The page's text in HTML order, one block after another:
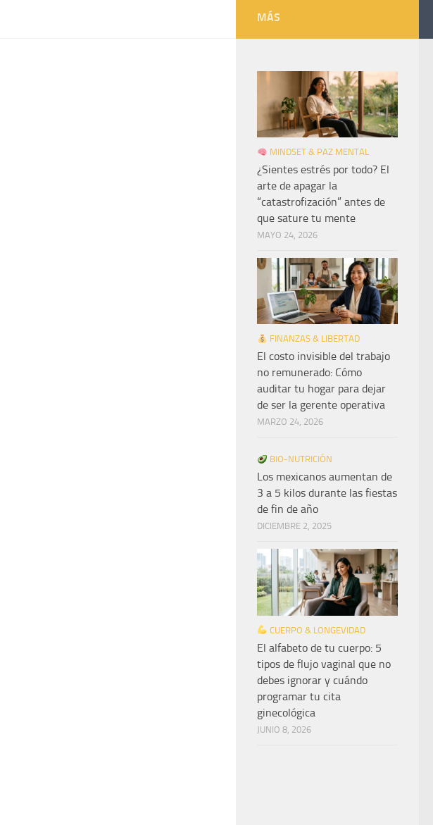
MÁS
MINDSET & PAZ MENTAL
¿Sientes estrés por todo? El
arte de apagar la
“catastrofización” antes de
que sature tu mente
MAYO 24, 2026
FINANZAS & LIBERTAD
El costo invisible del trabajo
no remunerado: Cómo
auditar tu hogar para dejar
de ser la gerente operativa
MARZO 24, 2026
BIO-NUTRICIÓN
Los mexicanos aumentan de
3 a 5 kilos durante las fiestas
de fin de año
DICIEMBRE 2, 2025
CUERPO & LONGEVIDAD
El alfabeto de tu cuerpo: 5
tipos de flujo vaginal que no
debes ignorar y cuándo
programar tu cita
ginecológica
JUNIO 8, 2026